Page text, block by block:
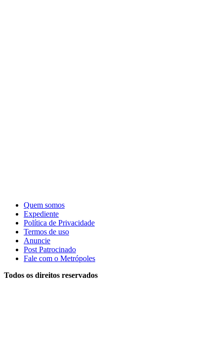
Quem somos
Expediente
Política de Privacidade
Termos de uso
Anuncie
Post Patrocinado
Fale com o Metrópoles
Todos os direitos reservados